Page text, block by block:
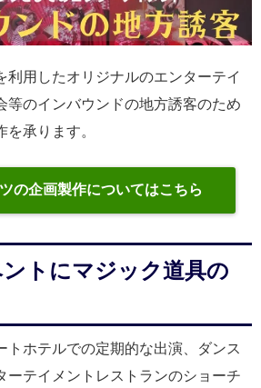
利用したオリジナルのエンターテイ
等のインバウンドの地方誘客のため
承ります。
の企画製作についてはこちら
トにマジック道具の
トホテルでの定期的な出演、ダンス
ーテイメントレストランのショーチ